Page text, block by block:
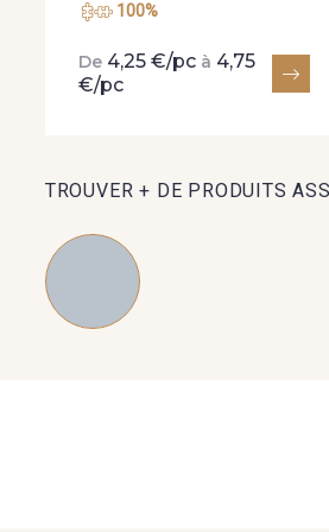
100%
De 4,25 €/pc à 4,75
€/pc
TROUVER + DE PRODUITS